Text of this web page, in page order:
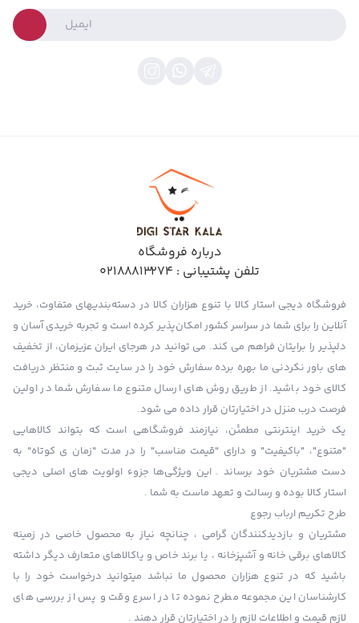
درباره فروشگاه
تلفن پشتیبانی : 02188813274
فروشگاه دیجی استار کالا با تنوع هزاران کالا در دسته‌بندیهای متفاوت، خرید
آنلاین را برای شما در سراسر کشور امکان‌پذیر کرده است و تجربه خریدی آسان و
دلپذیر را برایتان فراهم می کند. می توانید در هرجای ایران عزیزمان، از تخفیف
های باور نکردنی ما بهره برده سفارش خود را در سایت ثبت و منتظر دریافت
کالای خود باشید. از طریق روش های ارسال متنوع ما سفارش شما در اولین
فرصت درب منزل در اختیارتان قرار داده می شود.
یک خرید اینترنتی مطمئن، نیازمند فروشگاهی است که بتواند کالاهایی
"متنوع"، "باکیفیت" و دارای "قیمت مناسب" را در مدت "زمان ی کوتاه" به
دست مشتریان خود برساند . این ویژگی‌ها جزوء اولویت های اصلی دیجی
استار کالا بوده و رسالت و تعهد ماست به شما .
طرح تکریم ارباب رجوع
مشتریان و بازدیدکنندگان گرامی ، چنانچه نیاز به محصول خاصی در زمینه
کالاهای برقی خانه و آشپزخانه ، یا برند خاص و یاکالاهای متعارف دیگر داشته
باشید که در تنوع هزاران محصول ما نباشد میتوانید درخواست خود را با
کارشناسان این مجموعه مطرح نموده تا در اسرع وقت و پس از بررسی های
لازم قیمت و اطلاعات لازم را در اختیارتان قرار دهند .